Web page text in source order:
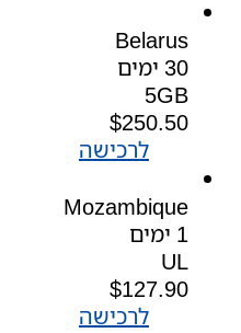
Belarus
30 ימים
5GB
$250.50
לרכישה
Mozambique
1 ימים
UL
$127.90
לרכישה